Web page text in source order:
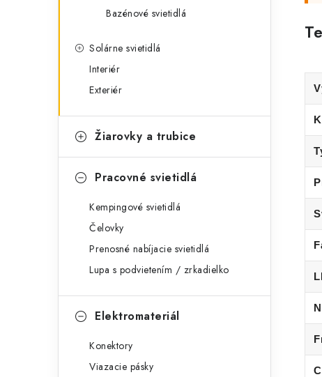
Bazénové svietidlá
Solárne svietidlá
Interiér
Exteriér
Žiarovky a trubice
Pracovné svietidlá
Kempingové svietidlá
Čelovky
Prenosné nabíjacie svietidlá
Lupa s podvietením / zrkadielko
Elektromateriál
Konektory
Viazacie pásky